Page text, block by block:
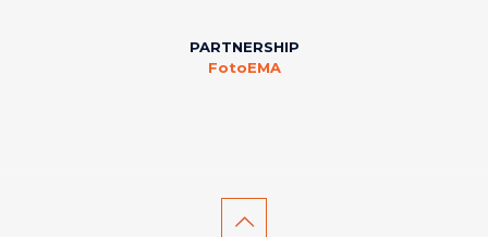
PARTNERSHIP
FotoEMA